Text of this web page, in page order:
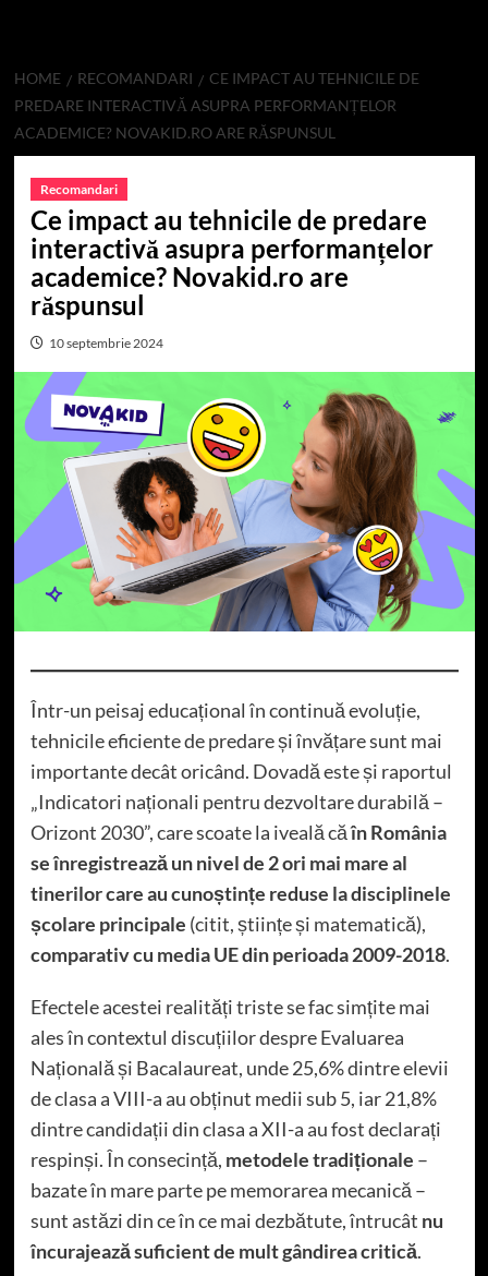
HOME RECOMANDARI
CE IMPACT AU TEHNICILE DE
PREDARE INTERACTIVĂ ASUPRA PERFORMANȚELOR
ACADEMICE? NOVAKID.RO ARE RĂSPUNSUL
Recomandari
Ce impact au tehnicile de predare
interactivă asupra performanțelor
academice? Novakid.ro are
răspunsul
10 septembrie 2024
Într-un peisaj educațional în continuă evoluție,
tehnicile eficiente de predare și învățare sunt mai
importante decât oricând. Dovadă este și raportul
„Indicatori naționali pentru dezvoltare durabilă –
Orizont 2030”, care scoate la iveală căîn România
se înregistrează un nivel de 2 ori mai mare al
tinerilor care au cunoștințe reduse la disciplinele
școlare principale (citit, științe și matematică),
comparativ cu media UE din perioada 2009-2018.
Efectele acestei realități triste se fac simțite mai
ales în contextul discuțiilor despre Evaluarea
Națională și Bacalaureat, unde 25,6% dintre elevii
de clasa a VIII-a au obținut medii sub 5, iar 21,8%
dintre candidații din clasa a XII-a au fost declarați
respinși. În consecință, metodele tradiționale –
bazate în mare parte pe memorarea mecanică –
sunt astăzi din ce în ce mai dezbătute, întrucât nu
încurajează suficient de mult gândirea critică.